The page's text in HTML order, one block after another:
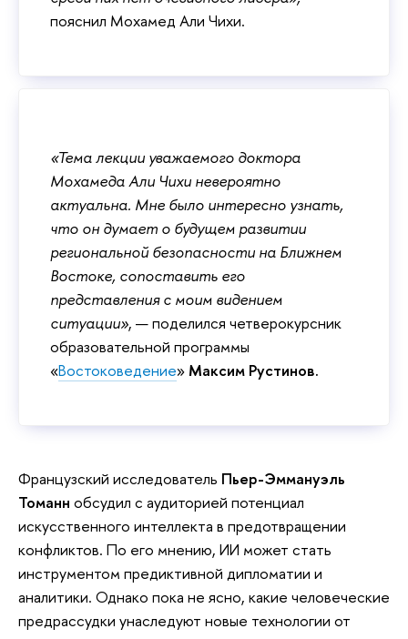
пояснил Мохамед Али Чихи.
«Тема лекции уважаемого доктора
Мохамеда Али Чихи невероятно
актуальна. Мне было интересно узнать,
что он думает о будущем развитии
региональной безопасности на Ближнем
Востоке, сопоставить его
представления с моим видением
ситуации», — поделился четверокурсник
образовательной программы
«Востоковедение» Максим Рустинов.
Французский исследователь Пьер-Эммануэль
Томанн обсудил с аудиторией потенциал
искусственного интеллекта в предотвращении
конфликтов. По его мнению, ИИ может стать
инструментом предиктивной дипломатии и
аналитики. Однако пока не ясно, какие человеческие
предрассудки унаследуют новые технологии от